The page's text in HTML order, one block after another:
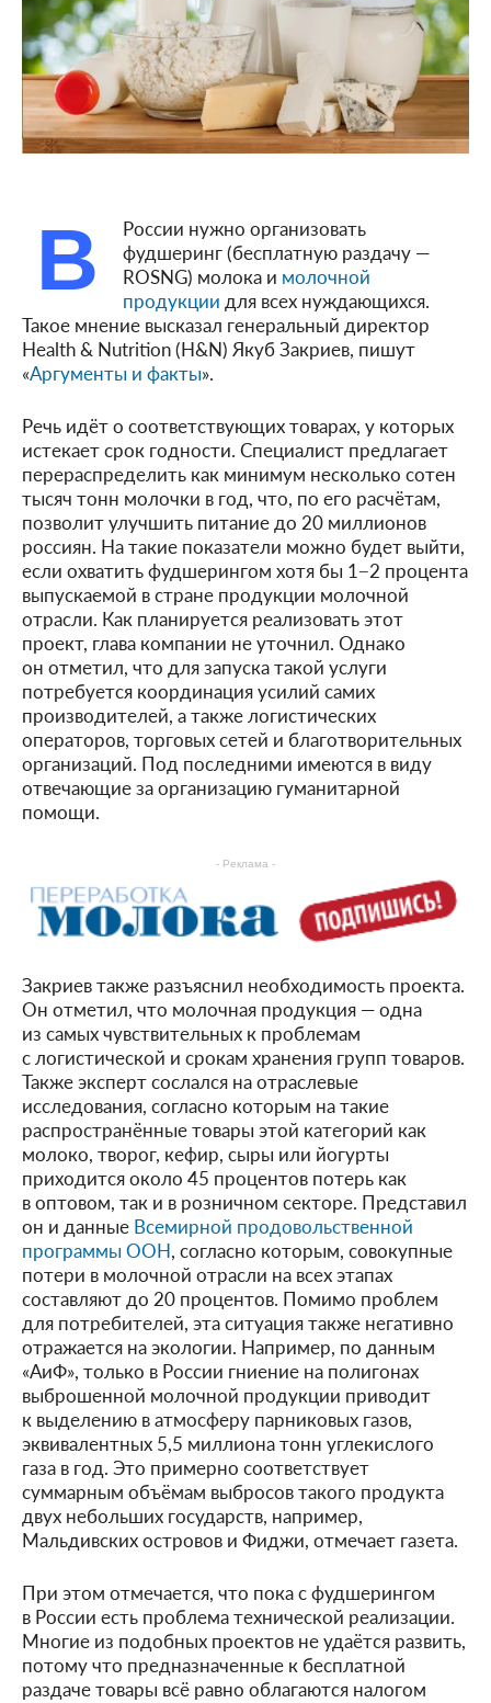
В
России нужно организовать
фудшеринг (бесплатную раздачу —
ROSNG) молока и молочной
продукции для всех нуждающихся.
Такое мнение высказал генеральный директор
Health & Nutrition (H&N) Якуб Закриев, пишут
«Аргументы и факты».
Речь идёт о соответствующих товарах, у которых
истекает срок годности. Специалист предлагает
перераспределить как минимум несколько сотен
тысяч тонн молочки в год, что, по его расчётам,
позволит улучшить питание до 20 миллионов
россиян. На такие показатели можно будет выйти,
если охватить фудшерингом хотя бы 1−2 процента
выпускаемой в стране продукции молочной
отрасли. Как планируется реализовать этот
проект, глава компании не уточнил. Однако
он отметил, что для запуска такой услуги
потребуется координация усилий самих
производителей, а также логистических
операторов, торговых сетей и благотворительных
организаций. Под последними имеются в виду
отвечающие за организацию гуманитарной
помощи.
- Реклама -
Закриев также разъяснил необходимость проекта.
Он отметил, что молочная продукция — одна
из самых чувствительных к проблемам
с логистической и срокам хранения групп товаров.
Также эксперт сослался на отраслевые
исследования, согласно которым на такие
распространённые товары этой категорий как
молоко, творог, кефир, сыры или йогурты
приходится около 45 процентов потерь как
в оптовом, так и в розничном секторе. Представил
он и данные Всемирной продовольственной
программы ООН, согласно которым, совокупные
потери в молочной отрасли на всех этапах
составляют до 20 процентов. Помимо проблем
для потребителей, эта ситуация также негативно
отражается на экологии. Например, по данным
«АиФ», только в России гниение на полигонах
выброшенной молочной продукции приводит
к выделению в атмосферу парниковых газов,
эквивалентных 5,5 миллиона тонн углекислого
газа в год. Это примерно соответствует
суммарным объёмам выбросов такого продукта
двух небольших государств, например,
Мальдивских островов и Фиджи, отмечает газета.
При этом отмечается, что пока с фудшерингом
в России есть проблема технической реализации.
Многие из подобных проектов не удаётся развить,
потому что предназначенные к бесплатной
раздаче товары всё равно облагаются налогом